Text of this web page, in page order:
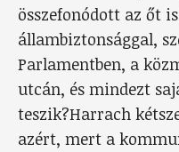
összefonódott az őt
állambiztonsággal,
Parlamentben, a
utcán, és mindezt
teszik?Harrach
azért, mert a